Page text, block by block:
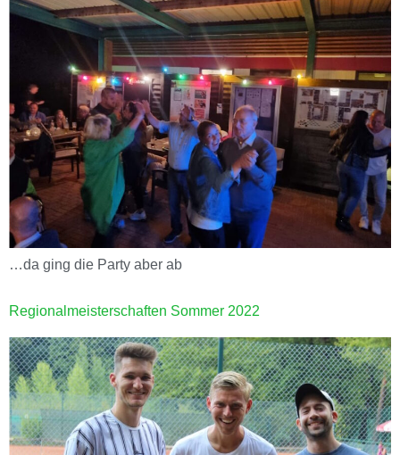
…da ging die Party aber ab
Regionalmeisterschaften Sommer 2022